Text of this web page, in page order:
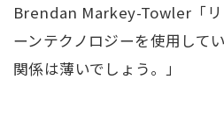
Brendan Markey-Towler「リ
ーンテクノロジーを使用して
関係は薄いでしょう。」